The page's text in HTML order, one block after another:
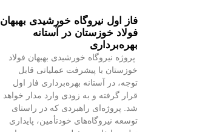
فاز اول نیروگاه خورشیدی بهبهان
فولاد خوزستان در آستانه
بهره‌برداری
پروژه نیروگاه خورشیدی بهبهان فولاد
خوزستان با پیشرفت عملیاتی قابل‌
توجه، در آستانه بهره‌برداری فاز اول
قرار گرفته و به‌ زودی وارد مدار خواهد
شد. پروژه‌ای راهبردی که در راستای
توسعه نیروگاه‌های خودتأمین، پایداری